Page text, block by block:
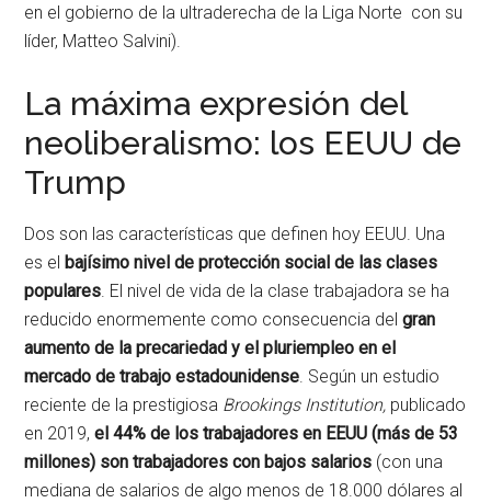
en el gobierno de la ultraderecha de la Liga Norte con su
líder, Matteo Salvini).
La máxima expresión del
neoliberalismo: los EEUU de
Trump
Dos son las características que definen hoy EEUU. Una
es elbajísimo nivel de protección social de las clases
populares. El nivel de vida de la clase trabajadora se ha
reducido enormemente como consecuencia delgran
aumento de la precariedad y el pluriempleo en el
mercado de trabajo estadounidense. Según un estudio
reciente de la prestigiosa Brookings Institution, publicado
en 2019,el 44% de los trabajadores en EEUU (más de 53
millones) son trabajadores con bajos salarios (con una
mediana de salarios de algo menos de 18.000 dólares al